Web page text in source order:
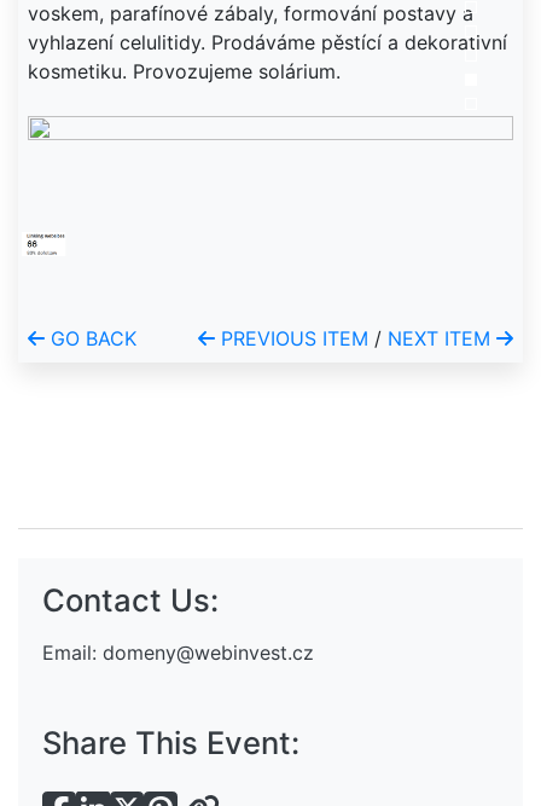
voskem, parafínové zábaly, formování postavy a
vyhlazení celulitidy. Prodáváme pěstící a dekorativní
kosmetiku. Provozujeme solárium.
GO BACK PREVIOUS ITEM / NEXT ITEM
Contact Us:
Email: domeny@webinvest.cz
Share This Event: